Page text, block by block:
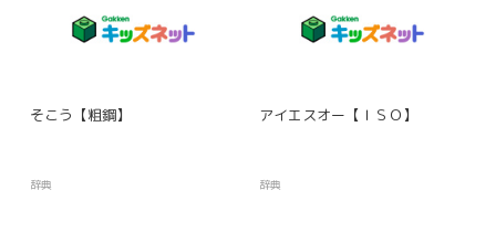
そこう【粗鋼】
辞典
アイエスオー【ＩＳＯ】
辞典